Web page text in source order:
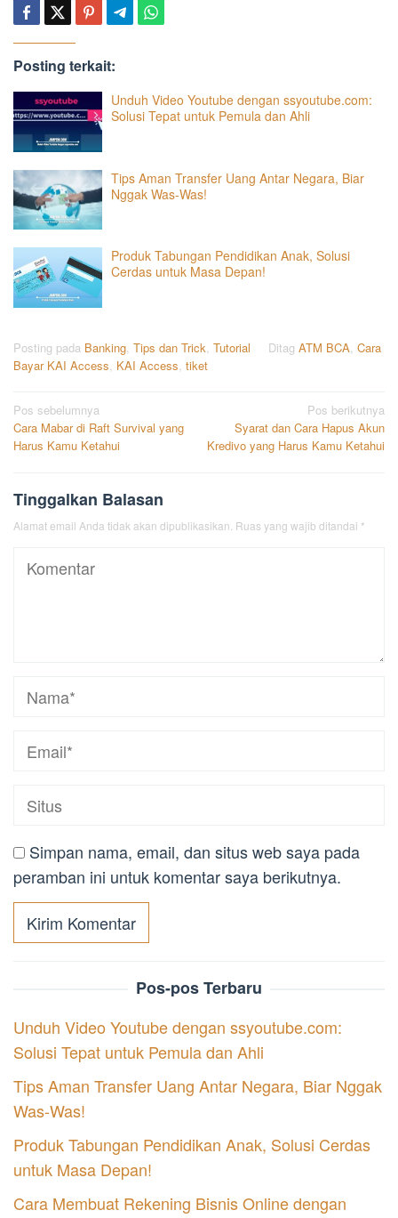
Posting terkait:
Unduh Video Youtube dengan ssyoutube.com:
Solusi Tepat untuk Pemula dan Ahli
Tips Aman Transfer Uang Antar Negara, Biar
Nggak Was-Was!
Produk Tabungan Pendidikan Anak, Solusi
Cerdas untuk Masa Depan!
Posting pada Banking Tips dan Trick Tutorial Ditag ATM BCA Cara
Bayar KAI Access KAI Access tiket
Navigasi
pos
Pos sebelumnya
Cara Mabar di Raft Survival yang
Harus Kamu Ketahui
Pos berikutnya
Syarat dan Cara Hapus Akun
Kredivo yang Harus Kamu Ketahui
Tinggalkan Balasan
Alamat email Anda tidak akan dipublikasikan. Ruas yang wajib ditandai *
Simpan nama, email, dan situs web saya pada
peramban ini untuk komentar saya berikutnya.
Pos-pos Terbaru
Unduh Video Youtube dengan ssyoutube.com:
Solusi Tepat untuk Pemula dan Ahli
Tips Aman Transfer Uang Antar Negara, Biar Nggak
Was-Was!
Produk Tabungan Pendidikan Anak, Solusi Cerdas
untuk Masa Depan!
Cara Membuat Rekening Bisnis Online dengan